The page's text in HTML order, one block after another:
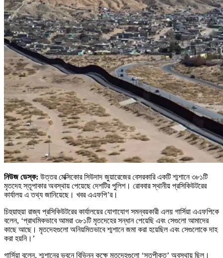
নিউজ ডেস্ক: উত্তর মেক্সিকোর সিউদাদ জুয়ারেজের বেসরকারি একটি শ্মশানে ৩৮১টি
মৃতদেহ স্তূপাকার অবস্থায় পেয়েছে দেশটির পুলিশ। রোববার স্থানীয় প্রসিকিউটরের
কার্যালয় এ তথ্য জানিয়েছে। খবর এএফপি’র।
চিহুয়াহুয়া রাজ্য প্রসিকিউটরের কার্যালয়ের যোগাযোগ সমন্বয়কারী এলয় গার্সিয়া এএফপিকে
বলেন, ‘প্রাথমিকভাবে আমরা ৩৮১টি মৃতদেহের সন্ধান পেয়েছি এবং সেগুলো আমাদের
কাছে আছে। মৃতদেহগুলো অনিয়মিতভাবে শ্মশানে জমা করা হয়েছিল এবং সেগুলোকে দাহ
করা হয়নি।’
গার্সিয়া বলেন, শ্মশানের ভবনে বিভিন্ন কক্ষে মৃতদেহগুলো ‘স্তূপীকৃত’ অবস্থায় ছিল।